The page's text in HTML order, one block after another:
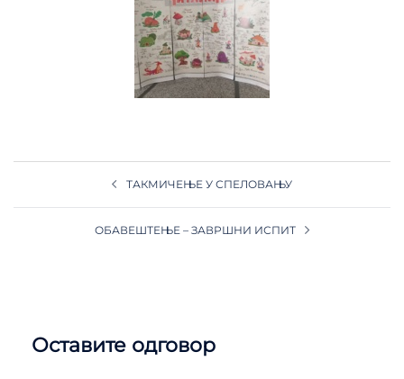
ТАКМИЧЕЊЕ У СПЕЛОВАЊУ
ОБАВЕШТЕЊЕ – ЗАВРШНИ ИСПИТ
Оставите одговор